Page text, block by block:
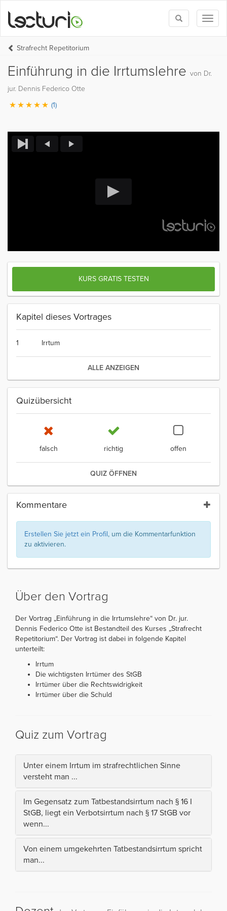
Toggle
search
Strafrecht Repetitorium
Einführung in die Irrtumslehre von Dr.
jur. Dennis Federico Otte
(1)
KURS GRATIS TESTEN
Kapitel dieses Vortrages
1 Irrtum
ALLE ANZEIGEN
Quizübersicht
falsch richtig offen
QUIZ ÖFFNEN
Kommentare
Erstellen Sie jetzt ein Profil, um die Kommentarfunktion
zu aktivieren.
Über den Vortrag
Der Vortrag „Einführung in die Irrtumslehre“ von Dr. jur.
Dennis Federico Otte ist Bestandteil des Kurses „Strafrecht
Repetitorium“. Der Vortrag ist dabei in folgende Kapitel
unterteilt:
Irrtum
Die wichtigsten Irrtümer des StGB
Irrtümer über die Rechtswidrigkeit
Irrtümer über die Schuld
Quiz zum Vortrag
Unter einem Irrtum im strafrechtlichen Sinne
versteht man ...
Im Gegensatz zum Tatbestandsirrtum nach § 16 I
StGB, liegt ein Verbotsirrtum nach § 17 StGB vor
wenn...
Von einem umgekehrten Tatbestandsirrtum spricht
man...